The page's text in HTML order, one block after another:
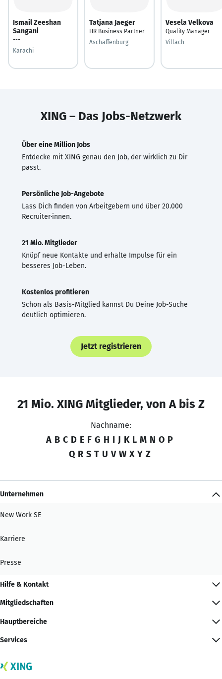
Ismail Zeeshan
Sangani
---
Karachi
Tatjana Jaeger
HR Business Partner
Aschaffenburg
Vesela Velkova
Quality Manager
Villach
XING – Das Jobs-Netzwerk
Über eine Million Jobs
Entdecke mit XING genau den Job, der wirklich zu Dir
passt.
Persönliche Job-Angebote
Lass Dich finden von Arbeitgebern und über 20.000
Recruiter·innen.
21 Mio. Mitglieder
Knüpf neue Kontakte und erhalte Impulse für ein
besseres Job-Leben.
Kostenlos profitieren
Schon als Basis-Mitglied kannst Du Deine Job-Suche
deutlich optimieren.
Jetzt registrieren
21 Mio. XING Mitglieder, von A bis Z
Nachname:
A B C D E F G H I J K L M N O P
Q R S T U V W X Y Z
Unternehmen
New Work SE
Karriere
Presse
Hilfe & Kontakt
Mitgliedschaften
Hauptbereiche
Services